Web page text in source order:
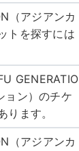
（アジアンカ
トを探すには
GENERATIO
ョン）のチケ
ります。
（アジアンカ